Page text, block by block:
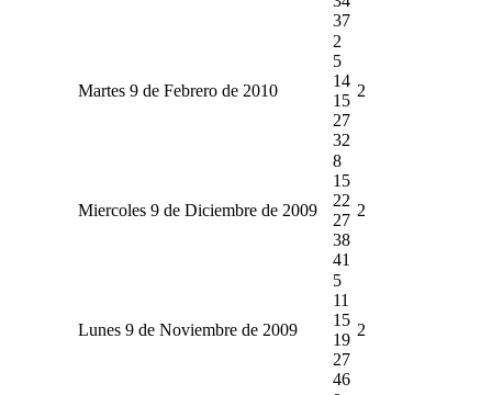
37
Martes 9 de Febrero de 2010
2
5
14
15
27
32
2
Miercoles 9 de Diciembre de 2009
8
15
22
27
38
41
2
Lunes 9 de Noviembre de 2009
5
11
15
19
27
46
2